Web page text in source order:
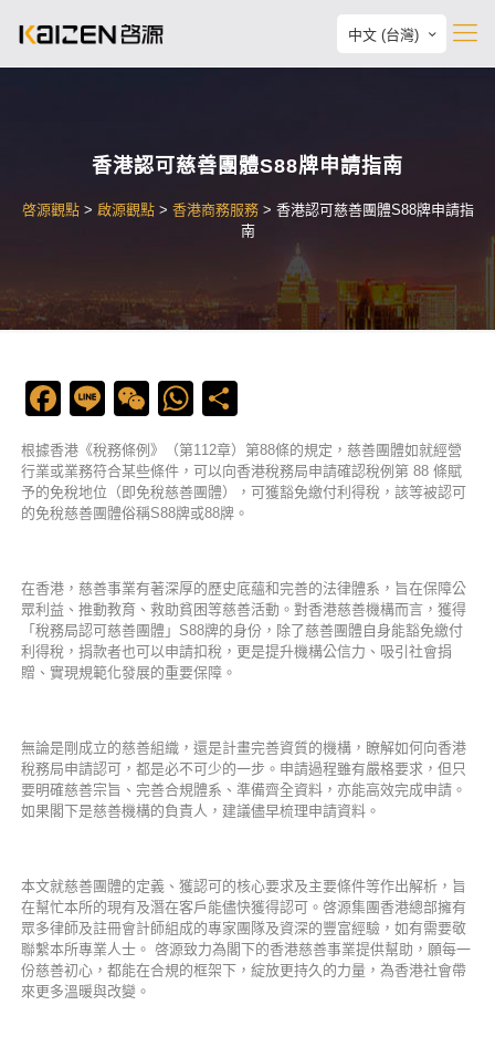
中文 (台灣)
香港認可慈善團體S88牌申請指南
啓源觀點> 啟源觀點> 香港商務服務> 香港認可慈善團體S88牌申請指
南
Facebook
LineWeChatWhatsApp
根據香港《稅務條例》（第112章）第88條的規定，慈善團體如就經營
行業或業務符合某些條件，可以向香港稅務局申請確認稅例第 88 條賦
予的免稅地位（即免稅慈善團體），可獲豁免繳付利得稅，該等被認可
的免稅慈善團體俗稱S88牌或88牌。
在香港，慈善事業有著深厚的歷史底蘊和完善的法律體系，旨在保障公
眾利益、推動教育、救助貧困等慈善活動。對香港慈善機構而言，獲得
「稅務局認可慈善團體」S88牌的身份，除了慈善團體自身能豁免繳付
利得稅，捐款者也可以申請扣稅，更是提升機構公信力、吸引社會捐
贈、實現規範化發展的重要保障。
無論是剛成立的慈善組織，還是計畫完善資質的機構，瞭解如何向香港
稅務局申請認可，都是必不可少的一步。申請過程雖有嚴格要求，但只
要明確慈善宗旨、完善合規體系、準備齊全資料，亦能高效完成申請。
如果閣下是慈善機構的負責人，建議儘早梳理申請資料。
本文就慈善團體的定義、獲認可的核心要求及主要條件等作出解析，旨
在幫忙本所的現有及潛在客戶能儘快獲得認可。啓源集團香港總部擁有
眾多律師及註冊會計師組成的專家團隊及資深的豐富經驗，如有需要敬
聯繫本所專業人士。 啓源致力為閣下的香港慈善事業提供幫助，願每一
份慈善初心，都能在合規的框架下，綻放更持久的力量，為香港社會帶
來更多溫暖與改變。